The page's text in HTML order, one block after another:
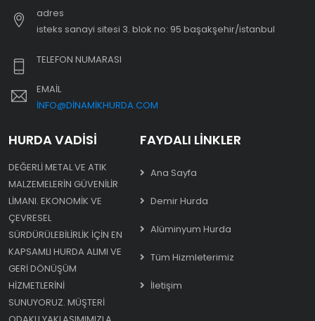
adres
i̇steks sanayi sitesi 3. blok no: 95 başakşehir/i̇stanbul
TELEFON NUMARASI
EMAIL
INFO@DINAMIKHURDA.COM
HURDA VADISI
DEĞERLI METAL VE ATIK
MALZEMELERIN GÜVENILIR
LIMANI. EKONOMIK VE
ÇEVRESEL
SÜRDÜRÜLEBILIRLIK IÇIN EN
KAPSAMLI HURDA ALIMI VE
GERI DÖNÜŞÜM
HIZMETLERINI
SUNUYORUZ. MÜŞTERI
FAYDALI LINKLER
Ana Sayfa
Demir Hurda
Alüminyum Hurda
Tüm Hizmleterimiz
İletişim